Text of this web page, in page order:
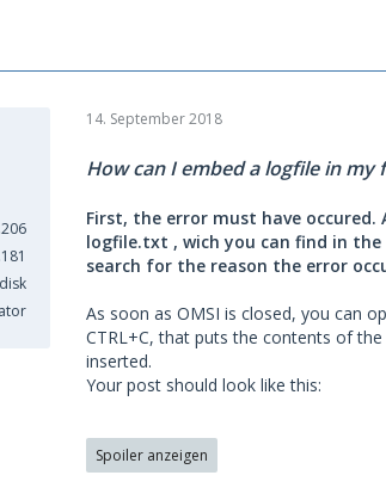
14. September 2018
How can I embed a logfile in my
First, the error must have
logfile.txt , wich you can find in the
search for the reason the error
As soon as OMSI is closed, you can
CTRL+C, that puts the contents of
inserted.
Your post should look like this:
Spoiler anzeigen